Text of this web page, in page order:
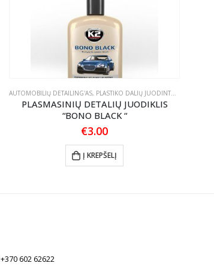
AUTOMOBILIŲ DETAILING'AS, PLASTIKO DALIŲ JUODINTOJAI/ATNAUJINTOJAI
PLASMASINIŲ DETALIŲ JUODIKLIS
“BONO BLACK “
€3.00
Į KREPŠELĮ
+370 602 62622